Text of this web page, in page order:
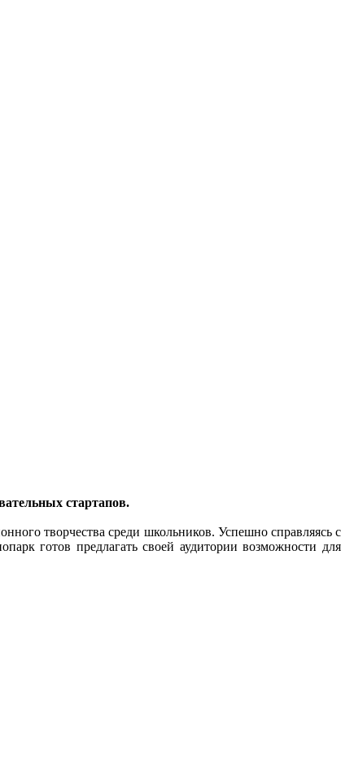
стартапов.
творчества среди школьников. Успешно справляясь с
готов предлагать своей аудитории возможности для